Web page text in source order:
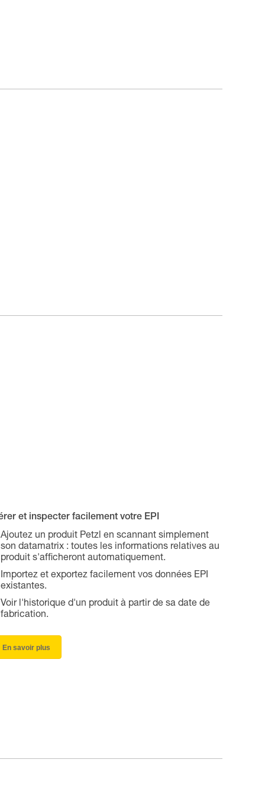
et inspecter facilement votre EPI
Ajoutez un produit Petzl en scannant simplement
son datamatrix : toutes les informations relatives au
produit s'afficheront automatiquement.
Importez et exportez facilement vos données EPI
existantes.
Voir l'historique d'un produit à partir de sa date de
fabrication.
En savoir plus